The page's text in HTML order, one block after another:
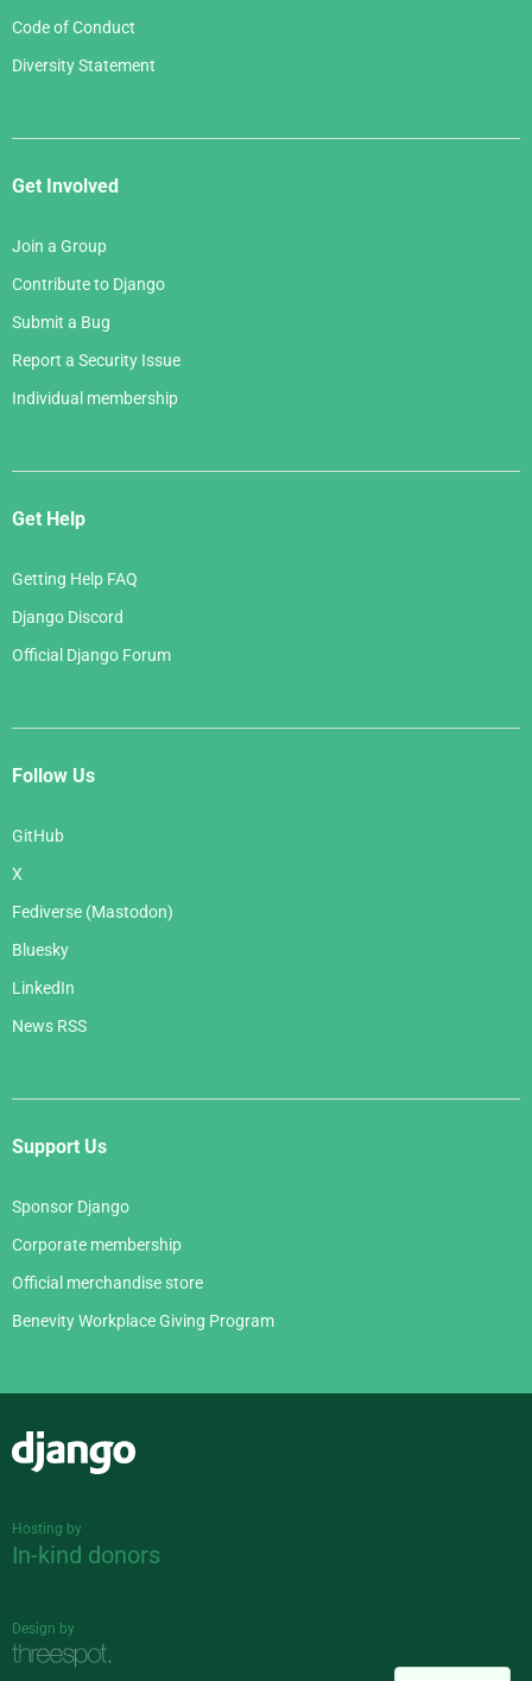
Code of Conduct
Diversity Statement
Get Involved
Join a Group
Contribute to Django
Submit a Bug
Report a Security Issue
Individual membership
Get Help
Getting Help FAQ
Django Discord
Official Django Forum
Follow Us
GitHub
X
Fediverse (Mastodon)
Bluesky
LinkedIn
News RSS
Support Us
Sponsor Django
Corporate membership
Official merchandise store
Benevity Workplace Giving Program
Hosting by
In-kind donors
Design by